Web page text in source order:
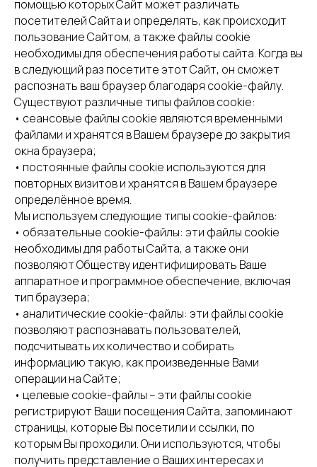
помощью которых Сайт может различать
посетителей Сайта и определять, как происходит
пользование Сайтом, а также файлы cookie
необходимы для обеспечения работы сайта. Когда вы
в следующий раз посетите этот Сайт, он сможет
распознать ваш браузер благодаря cookie-файлу.
Существуют различные типы файлов cookie:
• сеансовые файлы cookie являются временными
файлами и хранятся в Вашем браузере до закрытия
окна браузера;
• постоянные файлы cookie используются для
повторных визитов и хранятся в Вашем браузере
определённое время.
Мы используем следующие типы cookie-файлов:
• обязательные cookie-файлы: эти файлы cookie
необходимы для работы Сайта, а также они
позволяют Обществу идентифицировать Ваше
аппаратное и программное обеспечение, включая
тип браузера;
• аналитические cookie-файлы: эти файлы cookie
позволяют распознавать пользователей,
подсчитывать их количество и собирать
информацию такую, как произведенные Вами
операции на Сайте;
• целевые cookie-файлы – эти файлы cookie
регистрируют Ваши посещения Сайта, запоминают
страницы, которые Вы посетили и ссылки, по
которым Вы проходили. Они используются, чтобы
получить представление о Ваших интересах и